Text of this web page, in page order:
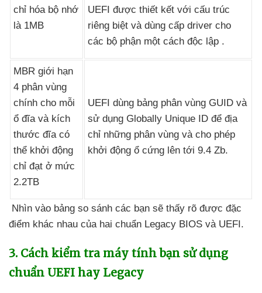
chỉ hóa bộ nhớ
là 1MB
UEFI được thiết kết với cấu trúc
riêng biệt và dùng cấp driver cho
các bộ phận một cách độc lập .
MBR giới hạn
4 phân vùng
chính cho mỗi
ổ đĩa và kích
thước đĩa có
thể khởi động
chỉ đạt ở mức
2.2TB
UEFI dùng bảng phân vùng GUID và
sử dụng Globally Unique ID để địa
chỉ những phân vùng và cho phép
khởi động ổ cứng lên tới 9.4 Zb.
Nhìn vào bảng so sánh các bạn sẽ thấy rõ được đặc
điểm khác nhau của hai chuẩn Legacy BIOS và UEFI.
3. Cách kiểm tra máy tính bạn sử dụng
chuẩn UEFI hay Legacy